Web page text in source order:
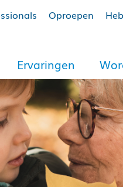
Oproepen
Ervaringen